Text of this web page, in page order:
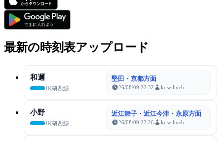
最新の時刻表アップロード
和邇
JR湖西線
堅田・京都方面
26/08/09 22:32 koseilineb
小野
JR湖西線
近江舞子・近江今津・永原方面
26/08/09 22:26 koseilineb